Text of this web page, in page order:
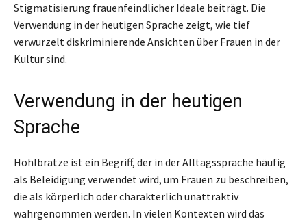
Stigmatisierung frauenfeindlicher Ideale beiträgt. Die
Verwendung in der heutigen Sprache zeigt, wie tief
verwurzelt diskriminierende Ansichten über Frauen in der
Kultur sind.
Verwendung in der heutigen
Sprache
Hohlbratze ist ein Begriff, der in der Alltagssprache häufig
als Beleidigung verwendet wird, um Frauen zu beschreiben,
die als körperlich oder charakterlich unattraktiv
wahrgenommen werden. In vielen Kontexten wird das